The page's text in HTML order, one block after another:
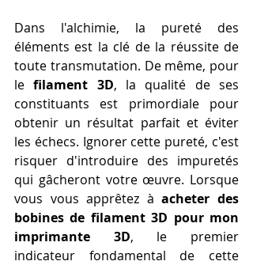
Dans l'alchimie, la pureté des
éléments est la clé de la réussite de
toute transmutation. De même, pour
le filament 3D, la qualité de ses
constituants est primordiale pour
obtenir un résultat parfait et éviter
les échecs. Ignorer cette pureté, c'est
risquer d'introduire des impuretés
qui gâcheront votre œuvre. Lorsque
vous vous apprêtez à acheter des
bobines de filament 3D pour mon
imprimante 3D, le premier
indicateur fondamental de cette